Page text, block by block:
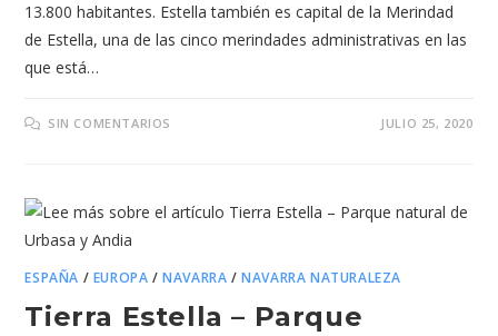
13.800 habitantes. Estella también es capital de la Merindad
de Estella, una de las cinco merindades administrativas en las
que está…
SIN COMENTARIOS JULIO 25, 2020
ESPAÑA / EUROPA /NAVARRA /NAVARRA NATURALEZA
Tierra Estella – Parque